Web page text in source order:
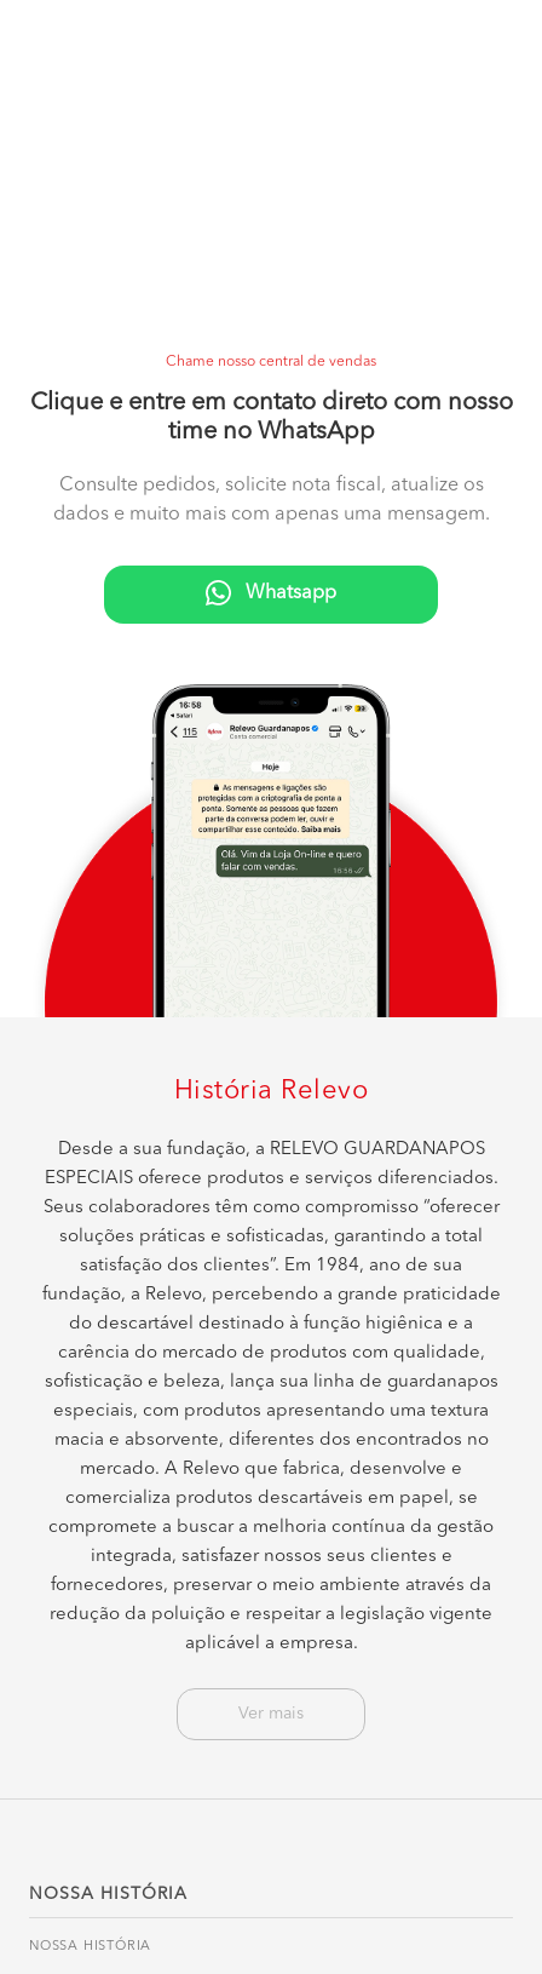
Chame nosso central de vendas
Clique e entre em contato direto com nosso
time no WhatsApp
Consulte pedidos, solicite nota fiscal, atualize os
dados e muito mais com apenas uma mensagem.
Whatsapp
História Relevo
Desde a sua fundação, a RELEVO GUARDANAPOS
ESPECIAIS oferece produtos e serviços diferenciados.
Seus colaboradores têm como compromisso “oferecer
soluções práticas e sofisticadas, garantindo a total
satisfação dos clientes”. Em 1984, ano de sua
fundação, a Relevo, percebendo a grande praticidade
do descartável destinado à função higiênica e a
carência do mercado de produtos com qualidade,
sofisticação e beleza, lança sua linha de guardanapos
especiais, com produtos apresentando uma textura
macia e absorvente, diferentes dos encontrados no
mercado. A Relevo que fabrica, desenvolve e
comercializa produtos descartáveis em papel, se
compromete a buscar a melhoria contínua da gestão
integrada, satisfazer nossos seus clientes e
fornecedores, preservar o meio ambiente através da
redução da poluição e respeitar a legislação vigente
aplicável a empresa.
Ver mais
NOSSA HISTÓRIA
NOSSA HISTÓRIA